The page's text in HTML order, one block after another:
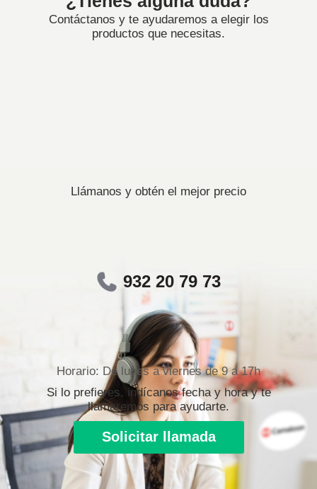
Contáctanos y te ayudaremos a elegir los
productos que necesitas.
Llámanos y obtén el mejor precio
932 20 79 73
Horario: De lunes a viernes de 9 a 17h
Si lo prefieres, indícanos fecha y hora y te
llamaremos para ayudarte.
Solicitar llamada